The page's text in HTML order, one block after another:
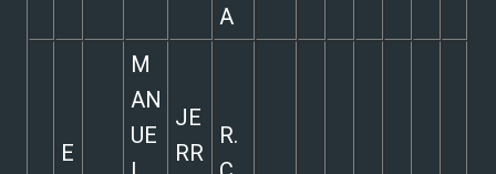
A
E
M
AN
UE
JE
RR
R.